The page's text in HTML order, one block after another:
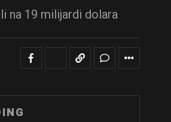
na 19 milijardi dolara